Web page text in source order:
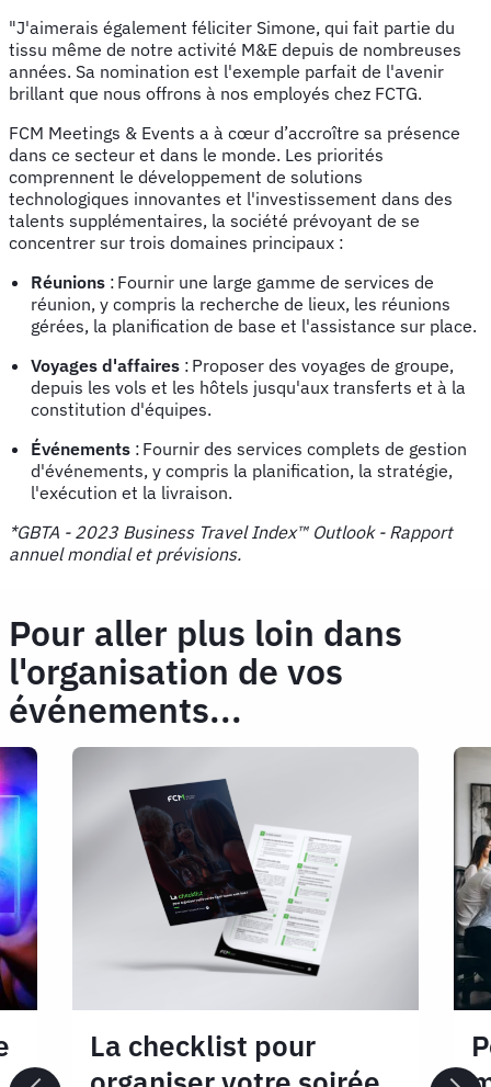
"J'aimerais également féliciter Simone, qui fait partie du
tissu même de notre activité M&E depuis de nombreuses
années. Sa nomination est l'exemple parfait de l'avenir
brillant que nous offrons à nos employés chez FCTG.
FCM Meetings & Events a à cœur d’accroître sa présence
dans ce secteur et dans le monde. Les priorités
comprennent le développement de solutions
technologiques innovantes et l'investissement dans des
talents supplémentaires, la société prévoyant de se
concentrer sur trois domaines principaux :
Réunions : Fournir une large gamme de services de
réunion, y compris la recherche de lieux, les réunions
gérées, la planification de base et l'assistance sur place.
Voyages d'affaires : Proposer des voyages de groupe,
depuis les vols et les hôtels jusqu'aux transferts et à la
constitution d'équipes.
Événements : Fournir des services complets de gestion
d'événements, y compris la planification, la stratégie,
l'exécution et la livraison.
*GBTA - 2023 Business Travel Index™ Outlook - Rapport
annuel mondial et prévisions.
Pour aller plus loin dans
l'organisation de vos
événements...
La checklist pour